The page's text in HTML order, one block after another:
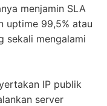
menjamin SLA
uptime 99,5% atau
sekali mengalami
IP publik
server